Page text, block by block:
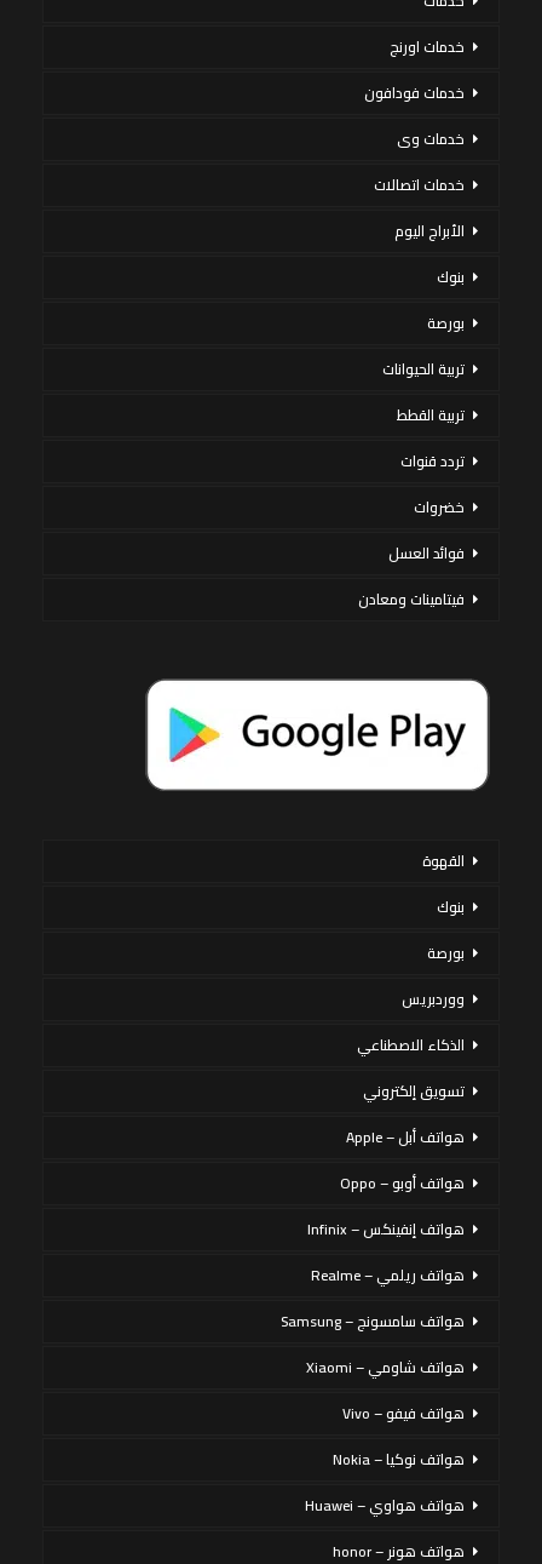
خدمات اورنج
خدمات فودافون
خدمات وى
خدمات اتصالات
الأبراج اليوم
بنوك
بورصة
تربية الحيوانات
تربية القطط
تردد قنوات
خضروات
فوائد العسل
فيتامينات ومعادن
القهوة
بنوك
بورصة
ووردبريس
الذكاء الاصطناعي
تسويق إلكتروني
هواتف أبل – Apple
هواتف أوبو – Oppo
هواتف إنفينكس – Infinix
هواتف ريلمي – Realme
هواتف سامسونج – Samsung
هواتف شاومي – Xiaomi
هواتف فيفو – Vivo
هواتف نوكيا – Nokia
هواتف هواوي – Huawei
هواتف هونر – honor